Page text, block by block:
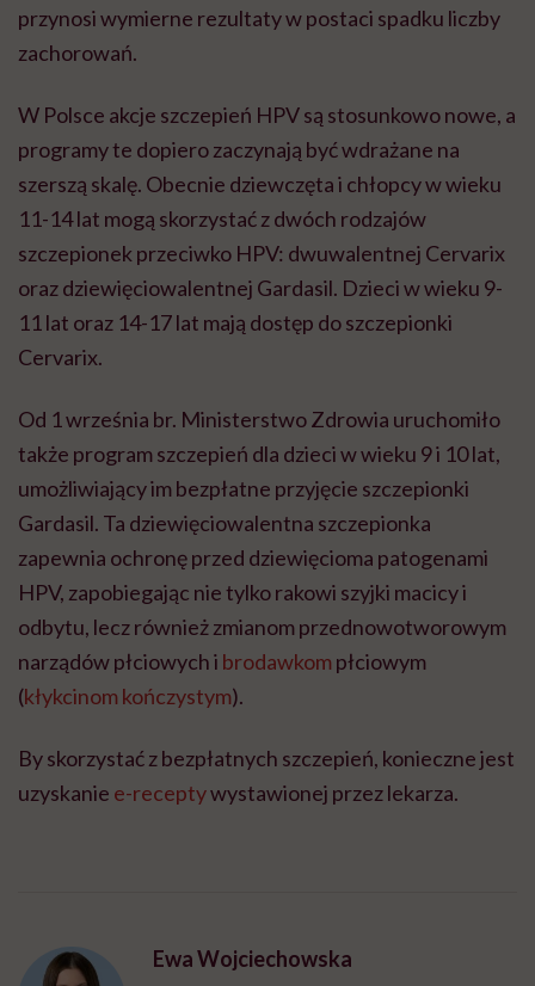
przynosi wymierne rezultaty w postaci spadku liczby
zachorowań.
W Polsce akcje szczepień HPV są stosunkowo nowe, a
programy te dopiero zaczynają być wdrażane na
szerszą skalę. Obecnie dziewczęta i chłopcy w wieku
11-14 lat mogą skorzystać z dwóch rodzajów
szczepionek przeciwko HPV: dwuwalentnej Cervarix
oraz dziewięciowalentnej Gardasil. Dzieci w wieku 9-
11 lat oraz 14-17 lat mają dostęp do szczepionki
Cervarix.
Od 1 września br. Ministerstwo Zdrowia uruchomiło
także program szczepień dla dzieci w wieku 9 i 10 lat,
umożliwiający im bezpłatne przyjęcie szczepionki
Gardasil. Ta dziewięciowalentna szczepionka
zapewnia ochronę przed dziewięcioma patogenami
HPV, zapobiegając nie tylko rakowi szyjki macicy i
odbytu, lecz również zmianom przednowotworowym
narządów płciowych i brodawkom płciowym
(kłykcinom kończystym).
By skorzystać z bezpłatnych szczepień, konieczne jest
uzyskanie e-receptywystawionej przez lekarza.
Ewa Wojciechowska